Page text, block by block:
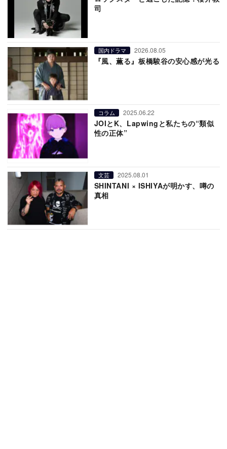
司
国内ドラマ 2026.08.05
『風、薫る』板橋駿谷の安心感が光る
コラム 2025.06.22
JOIとK、Lapwingと私たちの“類似
性の正体”
文芸 2025.08.01
SHINTANI × ISHIYAが明かす、噂の
真相